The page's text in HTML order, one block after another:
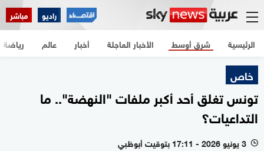
راديو مباشر
الرئيسية الأخبار العاجلة أخبار شرق أوسط عالم رياضة
خاص
تونس تغلق أحد أكبر ملفات "النهضة".. ما
التداعيات؟
l 3 يونيو 2026 - 17:11 بتوقيت أبوظبي